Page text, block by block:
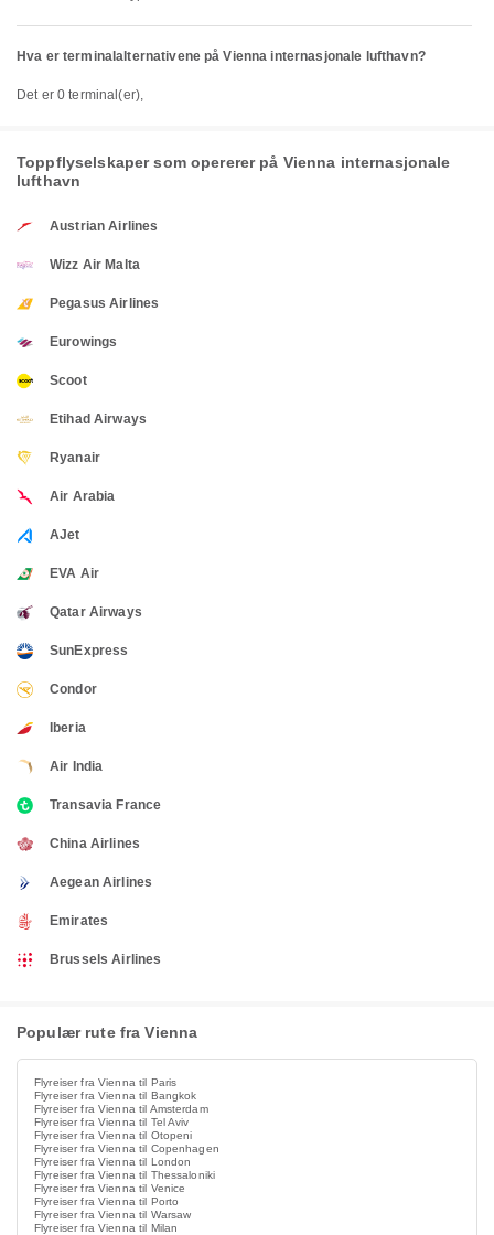
Hva er terminalalternativene på Vienna internasjonale lufthavn?
Det er 0 terminal(er),
Toppflyselskaper som opererer på Vienna internasjonale
lufthavn
Austrian Airlines
Wizz Air Malta
Pegasus Airlines
Eurowings
Scoot
Etihad Airways
Ryanair
Air Arabia
AJet
EVA Air
Qatar Airways
SunExpress
Condor
Iberia
Air India
Transavia France
China Airlines
Aegean Airlines
Emirates
Brussels Airlines
Populær rute fra Vienna
Flyreiser fra Vienna til Paris
Flyreiser fra Vienna til Bangkok
Flyreiser fra Vienna til Amsterdam
Flyreiser fra Vienna til Tel Aviv
Flyreiser fra Vienna til Otopeni
Flyreiser fra Vienna til Copenhagen
Flyreiser fra Vienna til London
Flyreiser fra Vienna til Thessaloniki
Flyreiser fra Vienna til Venice
Flyreiser fra Vienna til Porto
Flyreiser fra Vienna til Warsaw
Flyreiser fra Vienna til Milan